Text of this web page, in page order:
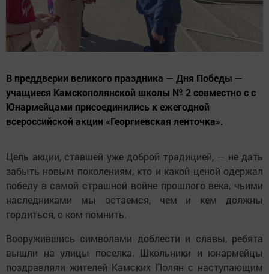
В преддверии великого праздника — Дня Победы —
учащиеся Камскополянской школы № 2 совместно с с
Юнармейцами присоединились к ежегодной
всероссийской акции «Георгиевская ленточка».
Цель акции, ставшей уже доброй традицией, — не дать
забыть новым поколениям, кто и какой ценой одержал
победу в самой страшной войне прошлого века, чьими
наследниками мы остаемся, чем и кем должны
гордиться, о ком помнить.
Вооружившись символами доблести и славы, ребята
вышли на улицы поселка. Школьники и юнармейцы
поздравляли жителей Камских Полян с наступающим